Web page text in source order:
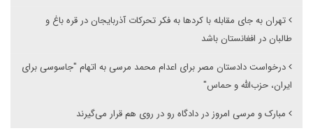
تهران به جای مقابله با کردها به فکر تحرکات آذربایجان در قره باغ و
طالبان در افغانستان باشد
درخواست دادستان مصر برای اعدام محمد مرسی به اتهام "جاسوسی برای
ایران، حزب‌الله و حماس"
مبارک و مرسی امروز در دادگاه رو در روی هم قرار می‌گیرند